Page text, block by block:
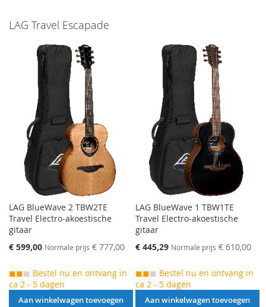
LAG Travel Escapade
LAG BlueWave 2 TBW2TE
Travel Electro-akoestische
gitaar
Speciale
€ 599,00 Normale prijs € 777,00
◼◼◼ Bestel nu en ontvang in
ca 2 - 5 dagen
Aan winkelwagen toevoegen
LAG BlueWave 1 TBW1TE
Travel Electro-akoestische
gitaar
Speciale
€ 445,29 Normale prijs € 610,00
◼◼◼ Bestel nu en ontvang in
ca 2 - 5 dagen
Aan winkelwagen toevoegen